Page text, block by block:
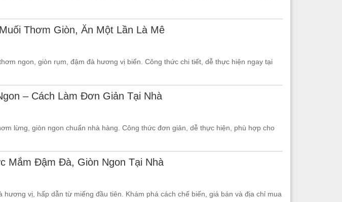
Thơm Giòn, Ăn Một Lần Là Mê
ngon, giòn rụm, đậm đà hương vị biển. Công thức chi tiết, dễ thực hiện ngay tại
– Cách Làm Đơn Giản Tại Nhà
lừng, giòn ngon chuẩn nhà hàng. Công thức đơn giản, dễ thực hiện, phù hợp cho
Mắm Đậm Đà, Giòn Ngon Tại Nhà
vị, hấp dẫn từ miếng đầu tiên. Khám phá cách chế biến, giá bán và địa chỉ mua